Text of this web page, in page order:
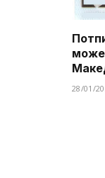
може
28/01/